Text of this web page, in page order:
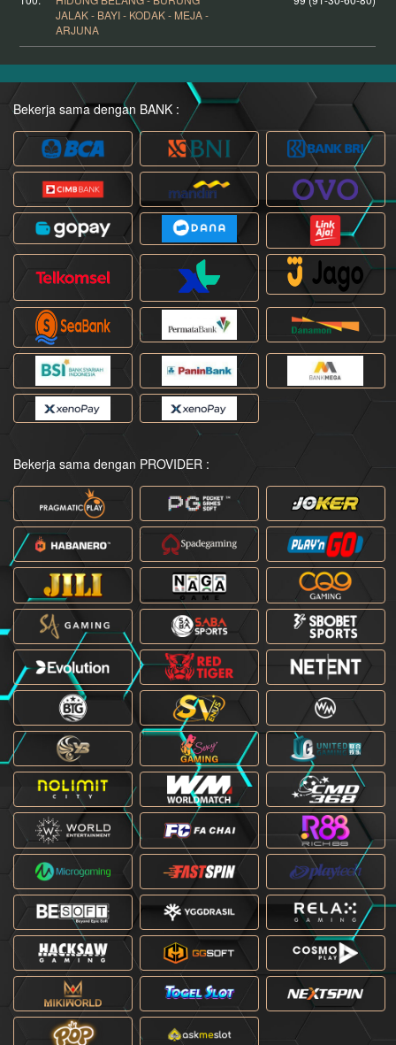
JALAK - BAYI - KODAK - MEJA -
ARJUNA
Bekerja sama dengan BANK :
Bekerja sama dengan PROVIDER :